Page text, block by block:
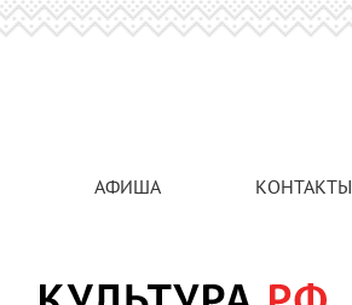
АФИША КОНТАКТЫ